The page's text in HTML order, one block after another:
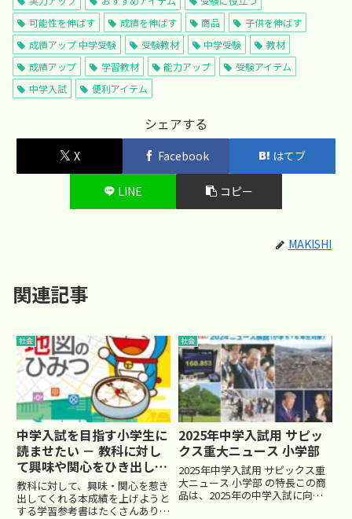
可能性を伸ばす
成績を伸ばす 商品
子供を伸ばす
成績アップ 中学受験
受験教材 中学受験
教材
成績アップ
学習教材 能力アップ
受験アイテム
中学入試
便利アイテム
シェアする
X Facebook はてブ
LINE コピー
MAKISHI
関連記事
社会
中学入試を目指す小学生に
読ませたい － 教科に対し
て興味や関心をひき出して
くれる本
教科に対して、興味・関心を惹き
出してくれる本成績を上げようと
する学習参考書はたくさんありま
社会
2025年中学入試用 サピッ
クス重大ニュース 小学部
2025年中学入試用 サピックス重
大ニュース 小学部 の特長この商
品は、2025年の中学入試に向け